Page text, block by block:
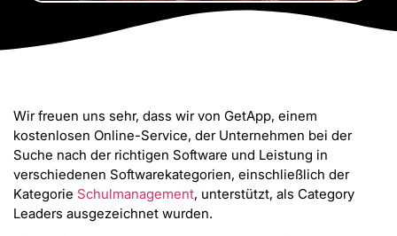
Wir freuen uns sehr, dass wir von GetApp, einem
kostenlosen Online-Service, der Unternehmen bei der
Suche nach der richtigen Software und Leistung in
verschiedenen Softwarekategorien, einschließlich der
Kategorie Schulmanagement, unterstützt, als Category
Leaders ausgezeichnet wurden.